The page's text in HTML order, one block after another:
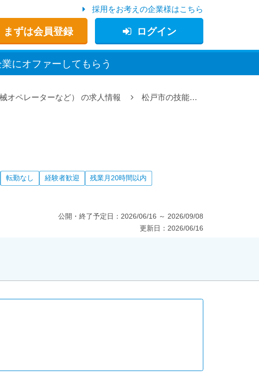
まずは会員登録 ログイン
採用をお考えの企業様はこちら
にオファー してもらう
オペレーターなど） の求人情報 松戸市の技能工・作業員（溶接、加工、組立、機械オペレーターなど）の求人情報
転勤なし 経験者歓迎
残業月20時間以内
公開・終了予定日： 2026/06/16 ～ 2026/09/08
更新日： 2026/06/16